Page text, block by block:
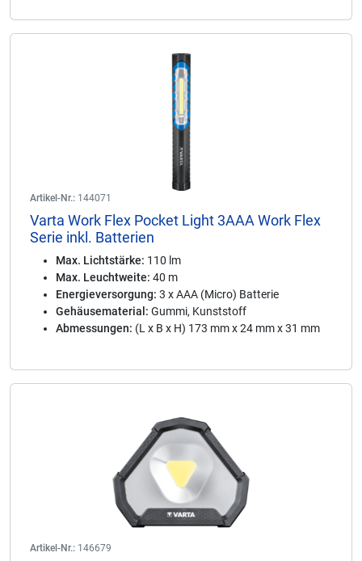
Artikel-Nr.: 144071
Varta Work Flex Pocket Light 3AAA Work Flex
Serie inkl. Batterien
Max. Lichtstärke: 110 lm
Max. Leuchtweite: 40 m
Energieversorgung: 3 x AAA (Micro) Batterie
Gehäusematerial: Gummi, Kunststoff
Abmessungen: (L x B x H) 173 mm x 24 mm x 31 mm
Artikel-Nr.: 146679